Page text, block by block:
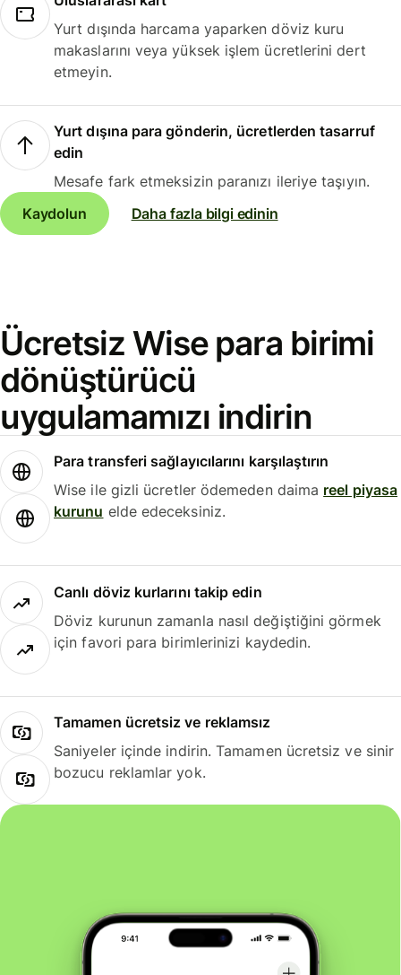
Yurt dışında harcama yaparken döviz kuru
makaslarını veya yüksek işlem ücretlerini dert
etmeyin.
Yurt dışına para gönderin, ücretlerden tasarruf
edin
Mesafe fark etmeksizin paranızı ileriye taşıyın.
Kaydolun
Daha fazla bilgi edinin
Ücretsiz Wise para birimi
dönüştürücü
uygulamamızı indirin
Para transferi sağlayıcılarını karşılaştırın
Wise ile gizli ücretler ödemeden daima reel piyasa
kurunu elde edeceksiniz.
Canlı döviz kurlarını takip edin
Döviz kurunun zamanla nasıl değiştiğini görmek
için favori para birimlerinizi kaydedin.
Tamamen ücretsiz ve reklamsız
Saniyeler içinde indirin. Tamamen ücretsiz ve sinir
bozucu reklamlar yok.